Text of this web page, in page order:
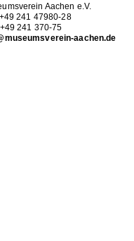
Aachen e.V.
241 47980-28
241 370-75
aachen.de